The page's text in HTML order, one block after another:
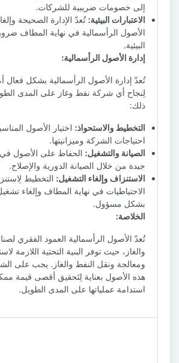
إلى خصومات ضريبية للشركات.
الاعتبارات البيئية: تُعدّ الإدارة الصحيحة
الأصول الرأسمالية في نهاية المطاف
البيئية.
إدارة الأصول الرأسمالية:
تُعدّ إدارة الأصول الرأسمالية بشكل فعال
لِنجاح أي شركة نفط وغاز على المدى
ذلك:
التخطيط والاستحواذ: اختيار الأصول
احتياجات الشركة وميزانيتها.
الصيانة والتشغيل: الحفاظ على الأصول
جيدة من خلال الصيانة الدورية والإصلاح.
الاستنزاف وإلغاء التشغيل: التخطيط
الاحتياطيات في نهاية المطاف وإلغاء
بشكل مسؤول.
الخلاصة:
تُعدّ الأصول الرأسمالية العمود الفقري
والغاز، حيث توفر البنية التحتية اللازمة
ومعالجة ونقل النفط والغاز. يجب على
هذه الأصول بعناية لِتَحقيق أقصى قيمة
استدامة عملياتها على المدى الطويل.